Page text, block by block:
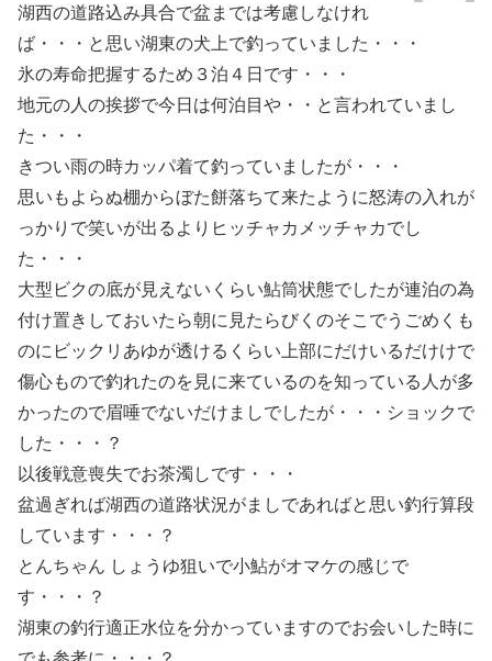
湖西の道路込み具合で盆までは考慮しなけれ
ば・・・と思い湖東の犬上で釣っていました・・・
氷の寿命把握するため３泊４日です・・・
地元の人の挨拶で今日は何泊目や・・と言われていまし
た・・・
きつい雨の時カッパ着て釣っていましたが・・・
思いもよらぬ棚からぼた餅落ちて来たように怒涛の入れが
っかりで笑いが出るよりヒッチャカメッチャカでし
た・・・
大型ビクの底が見えないくらい鮎筒状態でしたが連泊の為
付け置きしておいたら朝に見たらびくのそこでうごめくも
のにビックリあゆが透けるくらい上部にだけいるだけけで
傷心もので釣れたのを見に来ているのを知っている人が多
かったので眉唾でないだけましでしたが・・・ショックで
した・・・？
以後戦意喪失でお茶濁しです・・・
盆過ぎれば湖西の道路状況がましであればと思い釣行算段
しています・・・？
とんちゃん しょうゆ狙いで小鮎がオマケの感じで
す・・・？
湖東の釣行適正水位を分かっていますのでお会いした時に